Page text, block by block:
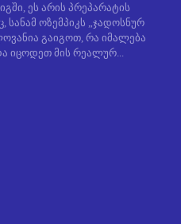
ეს არის პრეპარატის
სანამ ოზემპიკს „ჯადოსნურ
გაიგოთ, რა იმალება
იცოდეთ მის რეალურ...